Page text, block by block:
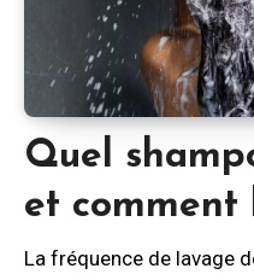
Quel
et comment
La fréquence de lavage